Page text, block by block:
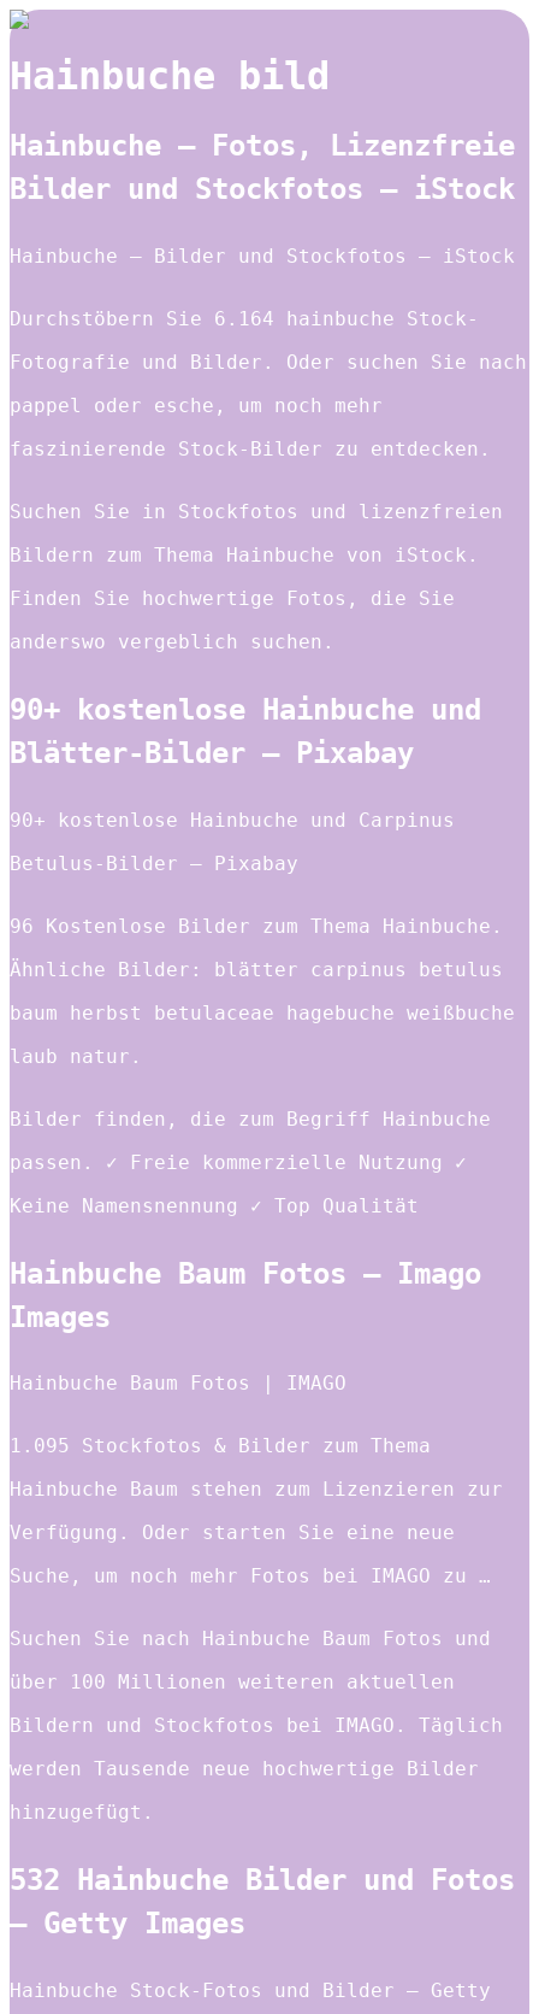
Hainbuche bild
Hainbuche – Fotos, Lizenzfreie
Bilder und Stockfotos – iStock
Hainbuche – Bilder und Stockfotos – iStock
Durchstöbern Sie 6.164 hainbuche Stock-
Fotografie und Bilder. Oder suchen Sie nach
pappel oder esche, um noch mehr
faszinierende Stock-Bilder zu entdecken.
Suchen Sie in Stockfotos und lizenzfreien
Bildern zum Thema Hainbuche von iStock.
Finden Sie hochwertige Fotos, die Sie
anderswo vergeblich suchen.
90+ kostenlose Hainbuche und
Blätter-Bilder – Pixabay
90+ kostenlose Hainbuche und Carpinus
Betulus-Bilder – Pixabay
96 Kostenlose Bilder zum Thema Hainbuche.
Ähnliche Bilder: blätter carpinus betulus
baum herbst betulaceae hagebuche weißbuche
laub natur.
Bilder finden, die zum Begriff Hainbuche
passen. ✓ Freie kommerzielle Nutzung ✓
Keine Namensnennung ✓ Top Qualität
Hainbuche Baum Fotos – Imago
Images
Hainbuche Baum Fotos | IMAGO
1.095 Stockfotos & Bilder zum Thema
Hainbuche Baum stehen zum Lizenzieren zur
Verfügung. Oder starten Sie eine neue
Suche, um noch mehr Fotos bei IMAGO zu …
Suchen Sie nach Hainbuche Baum Fotos und
über 100 Millionen weiteren aktuellen
Bildern und Stockfotos bei IMAGO. Täglich
werden Tausende neue hochwertige Bilder
hinzugefügt.
532 Hainbuche Bilder und Fotos
– Getty Images
Hainbuche Stock-Fotos und Bilder – Getty